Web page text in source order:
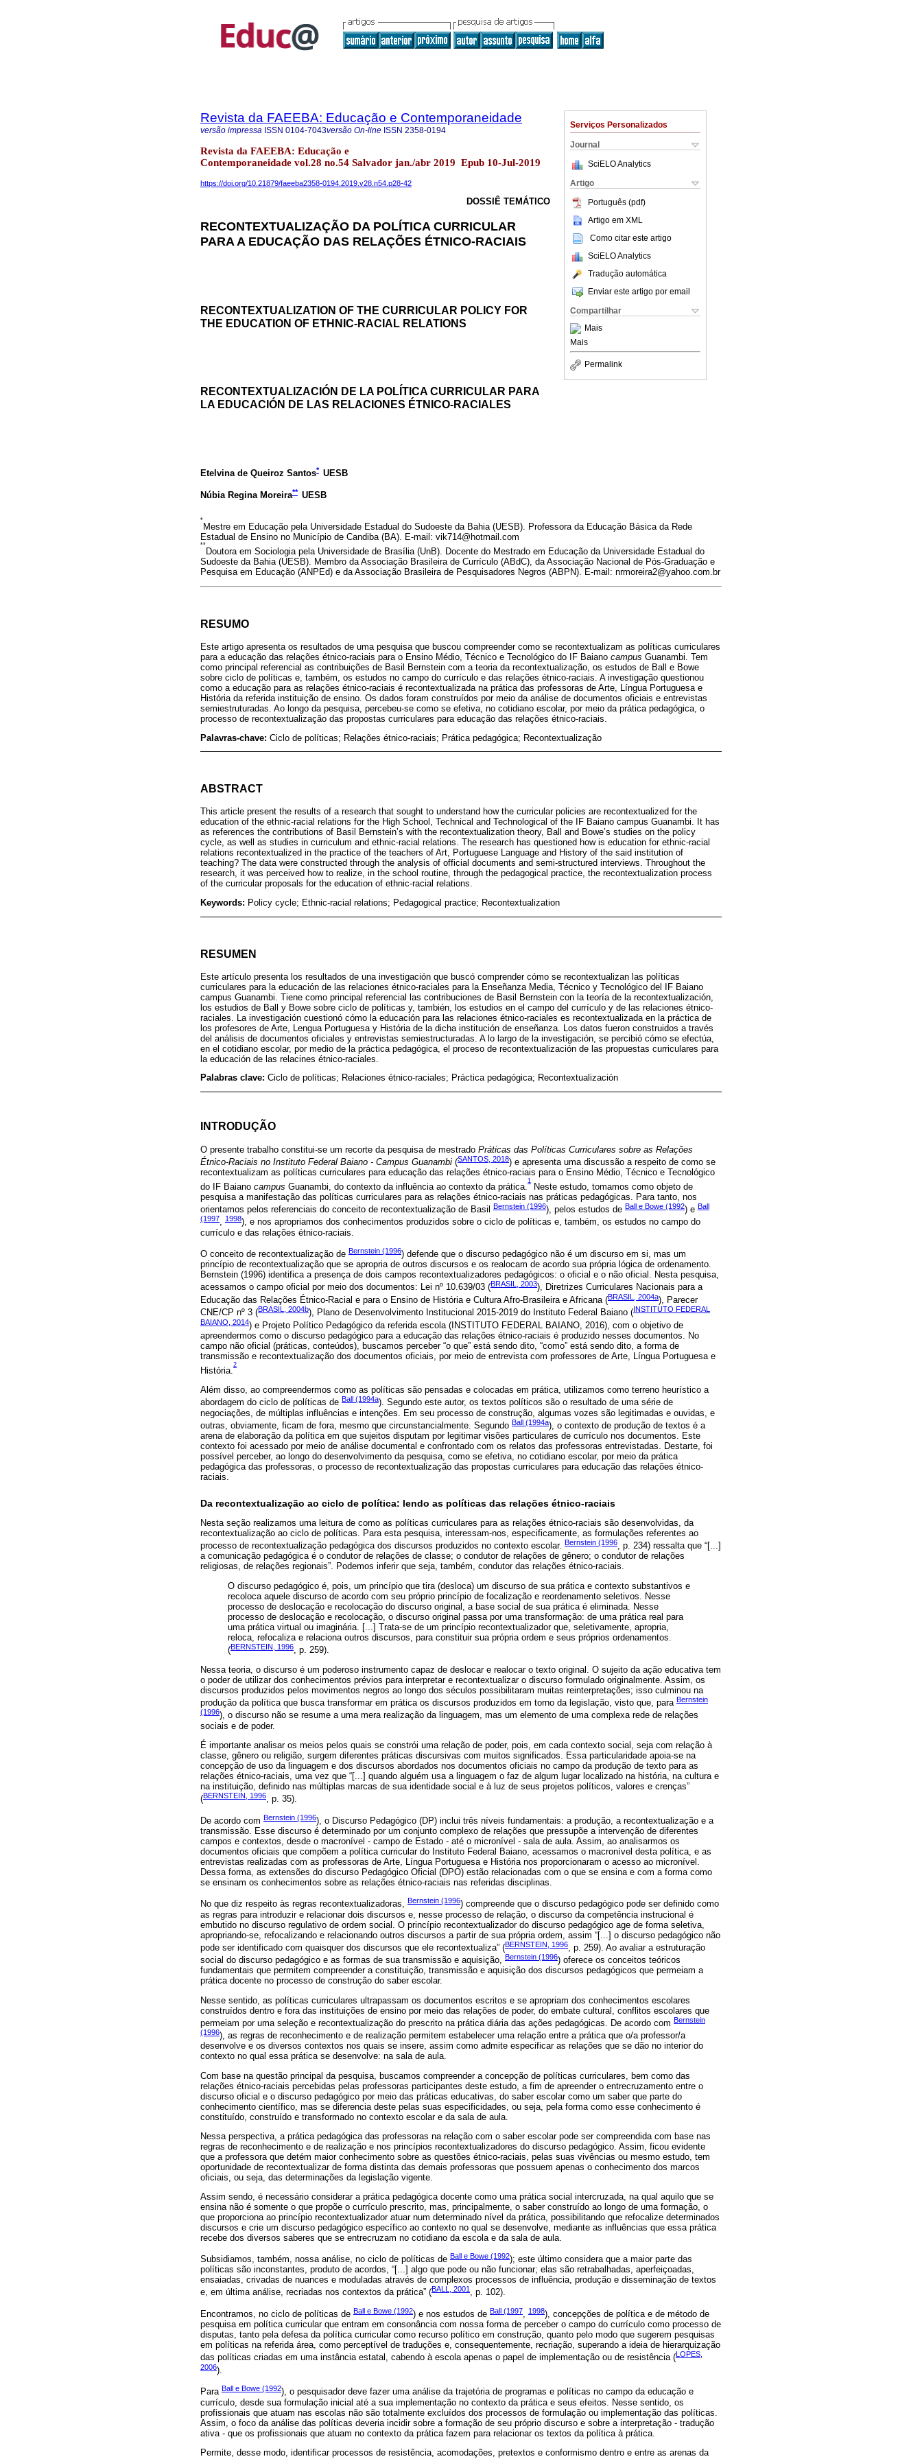
Serviços Personalizados
Journal
SciELO Analytics
Artigo
Português (pdf)
Artigo em XML
Como citar este artigo
SciELO Analytics
Tradução automática
Enviar este artigo por email
Compartilhar
Mais
Mais
Permalink
Revista da FAEEBA: Educação e Contemporaneidade
versão impressa ISSN 0104-7043versão On-line ISSN 2358-0194
Revista da FAEEBA: Educação e
Contemporaneidade vol.28 no.54 Salvador jan./abr 2019 Epub 10-Jul-2019
https://doi.org/10.21879/faeeba2358-0194.2019.v28.n54.p28-42
DOSSIÊ TEMÁTICO
RECONTEXTUALIZAÇÃO DA POLÍTICA CURRICULAR
PARA A EDUCAÇÃO DAS RELAÇÕES ÉTNICO-RACIAIS
RECONTEXTUALIZATION OF THE CURRICULAR POLICY FOR
THE EDUCATION OF ETHNIC-RACIAL RELATIONS
RECONTEXTUALIZACIÓN DE LA POLÍTICA CURRICULAR PARA
LA EDUCACIÓN DE LAS RELACIONES ÉTNICO-RACIALES
Etelvina de Queiroz Santos* UESB
Núbia Regina Moreira** UESB
*
Mestre em Educação pela Universidade Estadual do Sudoeste da Bahia (UESB). Professora da Educação Básica da Rede
Estadual de Ensino no Município de Candiba (BA). E-mail: vik714@hotmail.com
**
Doutora em Sociologia pela Universidade de Brasília (UnB). Docente do Mestrado em Educação da Universidade Estadual do
Sudoeste da Bahia (UESB). Membro da Associação Brasileira de Currículo (ABdC), da Associação Nacional de Pós-Graduação e
Pesquisa em Educação (ANPEd) e da Associação Brasileira de Pesquisadores Negros (ABPN). E-mail: nrmoreira2@yahoo.com.br
RESUMO
Este artigo apresenta os resultados de uma pesquisa que buscou compreender como se recontextualizam as políticas curriculares
para a educação das relações étnico-raciais para o Ensino Médio, Técnico e Tecnológico do IF Baiano campus Guanambi. Tem
como principal referencial as contribuições de Basil Bernstein com a teoria da recontextualização, os estudos de Ball e Bowe
sobre ciclo de políticas e, também, os estudos no campo do currículo e das relações étnico-raciais. A investigação questionou
como a educação para as relações étnico-raciais é recontextualizada na prática das professoras de Arte, Língua Portuguesa e
História da referida instituição de ensino. Os dados foram construídos por meio da análise de documentos oficiais e entrevistas
semiestruturadas. Ao longo da pesquisa, percebeu-se como se efetiva, no cotidiano escolar, por meio da prática pedagógica, o
processo de recontextualização das propostas curriculares para educação das relações étnico-raciais.
Palavras-chave: Ciclo de políticas; Relações étnico-raciais; Prática pedagógica; Recontextualização
ABSTRACT
This article present the results of a research that sought to understand how the curricular policies are recontextualized for the
education of the ethnic-racial relations for the High School, Technical and Technological of the IF Baiano campus Guanambi. It has
as references the contributions of Basil Bernstein’s with the recontextualization theory, Ball and Bowe’s studies on the policy
cycle, as well as studies in curriculum and ethnic-racial relations. The research has questioned how is education for ethnic-racial
relations recontextualized in the practice of the teachers of Art, Portuguese Language and History of the said institution of
teaching? The data were constructed through the analysis of official documents and semi-structured interviews. Throughout the
research, it was perceived how to realize, in the school routine, through the pedagogical practice, the recontextualization process
of the curricular proposals for the education of ethnic-racial relations.
Keywords: Policy cycle; Ethnic-racial relations; Pedagogical practice; Recontextualization
RESUMEN
Este artículo presenta los resultados de una investigación que buscó comprender cómo se recontextualizan las políticas
curriculares para la educación de las relaciones étnico-raciales para la Enseñanza Media, Técnico y Tecnológico del IF Baiano
campus Guanambi. Tiene como principal referencial las contribuciones de Basil Bernstein con la teoría de la recontextualización,
los estudios de Ball y Bowe sobre ciclo de políticas y, también, los estudios en el campo del currículo y de las relaciones étnico-
raciales. La investigación cuestionó cómo la educación para las relaciones étnico-raciales es recontextualizada en la práctica de
los profesores de Arte, Lengua Portuguesa y História de la dicha institución de enseñanza. Los datos fueron construidos a través
del análisis de documentos oficiales y entrevistas semiestructuradas. A lo largo de la investigación, se percibió cómo se efectúa,
en el cotidiano escolar, por medio de la práctica pedagógica, el proceso de recontextualización de las propuestas curriculares para
la educación de las relacines étnico-raciales.
Palabras clave: Ciclo de políticas; Relaciones étnico-raciales; Práctica pedagógica; Recontextualización
INTRODUÇÃO
O presente trabalho constitui-se um recorte da pesquisa de mestrado Práticas das Políticas Curriculares sobre as Relações
Étnico-Raciais no Instituto Federal Baiano - Campus Guanambi (SANTOS, 2018) e apresenta uma discussão a respeito de como se
recontextualizam as políticas curriculares para educação das relações étnico-raciais para o Ensino Médio, Técnico e Tecnológico
do IF Baiano campus Guanambi, do contexto da influência ao contexto da prática.
1
Neste estudo, tomamos como objeto de
pesquisa a manifestação das políticas curriculares para as relações étnico-raciais nas práticas pedagógicas. Para tanto, nos
orientamos pelos referenciais do conceito de recontextualização de Basil
Bernstein (1996), pelos estudos de Ball e Bowe (1992) e Ball
(1997, 1998), e nos apropriamos dos conhecimentos produzidos sobre o ciclo de políticas e, também, os estudos no campo do
currículo e das relações étnico-raciais.
O conceito de recontextualização de Bernstein (1996) defende que o discurso pedagógico não é um discurso em si, mas um
princípio de recontextualização que se apropria de outros discursos e os realocam de acordo sua própria lógica de ordenamento.
Bernstein (1996) identifica a presença de dois campos recontextualizadores pedagógicos: o oficial e o não oficial. Nesta pesquisa,
acessamos o campo oficial por meio dos documentos: Lei nº 10.639/03 (BRASIL, 2003), Diretrizes Curriculares Nacionais para a
Educação das Relações Étnico-Racial e para o Ensino de História e Cultura Afro-Brasileira e Africana (BRASIL, 2004a), Parecer
CNE/CP nº 3 (BRASIL, 2004b), Plano de Desenvolvimento Institucional 2015-2019 do Instituto Federal Baiano (INSTITUTO FEDERAL
BAIANO, 2014) e Projeto Político Pedagógico da referida escola (INSTITUTO FEDERAL BAIANO, 2016), com o objetivo de
apreendermos como o discurso pedagógico para a educação das relações étnico-raciais é produzido nesses documentos. No
campo não oficial (práticas, conteúdos), buscamos perceber “o que” está sendo dito, “como” está sendo dito, a forma de
transmissão e recontextualização dos documentos oficiais, por meio de entrevista com professores de Arte, Língua Portuguesa e
História.
2
Além disso, ao compreendermos como as políticas são pensadas e colocadas em prática, utilizamos como terreno heurístico a
abordagem do ciclo de políticas de Ball (1994a). Segundo este autor, os textos políticos são o resultado de uma série de
negociações, de múltiplas influências e intenções. Em seu processo de construção, algumas vozes são legitimadas e ouvidas, e
outras, obviamente, ficam de fora, mesmo que circunstancialmente. Segundo Ball (1994a), o contexto de produção de textos é a
arena de elaboração da política em que sujeitos disputam por legitimar visões particulares de currículo nos documentos. Este
contexto foi acessado por meio de análise documental e confrontado com os relatos das professoras entrevistadas. Destarte, foi
possível perceber, ao longo do desenvolvimento da pesquisa, como se efetiva, no cotidiano escolar, por meio da prática
pedagógica das professoras, o processo de recontextualização das propostas curriculares para educação das relações étnico-
raciais.
Da recontextualização ao ciclo de política: lendo as políticas das relações étnico-raciais
Nesta seção realizamos uma leitura de como as políticas curriculares para as relações étnico-raciais são desenvolvidas, da
recontextualização ao ciclo de políticas. Para esta pesquisa, interessam-nos, especificamente, as formulações referentes ao
processo de recontextualização pedagógica dos discursos produzidos no contexto escolar. Bernstein (1996, p. 234) ressalta que “[...]
a comunicação pedagógica é o condutor de relações de classe; o condutor de relações de gênero; o condutor de relações
religiosas, de relações regionais”. Podemos inferir que seja, também, condutor das relações étnico-raciais.
O discurso pedagógico é, pois, um princípio que tira (desloca) um discurso de sua prática e contexto substantivos e
recoloca aquele discurso de acordo com seu próprio princípio de focalização e reordenamento seletivos. Nesse
processo de deslocação e recolocação do discurso original, a base social de sua prática é eliminada. Nesse
processo de deslocação e recolocação, o discurso original passa por uma transformação: de uma prática real para
uma prática virtual ou imaginária. [...] Trata-se de um princípio recontextualizador que, seletivamente, apropria,
reloca, refocaliza e relaciona outros discursos, para constituir sua própria ordem e seus próprios ordenamentos.
(BERNSTEIN, 1996, p. 259).
Nessa teoria, o discurso é um poderoso instrumento capaz de deslocar e realocar o texto original. O sujeito da ação educativa tem
o poder de utilizar dos conhecimentos prévios para interpretar e recontextualizar o discurso formulado originalmente. Assim, os
discursos produzidos pelos movimentos negros ao longo dos séculos possibilitaram muitas reinterpretações; isso culminou na
produção da política que busca transformar em prática os discursos produzidos em torno da legislação, visto que, para Bernstein
(1996), o discurso não se resume a uma mera realização da linguagem, mas um elemento de uma complexa rede de relações
sociais e de poder.
É importante analisar os meios pelos quais se constrói uma relação de poder, pois, em cada contexto social, seja com relação à
classe, gênero ou religião, surgem diferentes práticas discursivas com muitos significados. Essa particularidade apoia-se na
concepção de uso da linguagem e dos discursos abordados nos documentos oficiais no campo da produção de texto para as
relações étnico-raciais, uma vez que “[...] quando alguém usa a linguagem o faz de algum lugar localizado na história, na cultura e
na instituição, definido nas múltiplas marcas de sua identidade social e à luz de seus projetos políticos, valores e crenças”
(BERNSTEIN, 1996, p. 35).
De acordo com Bernstein (1996), o Discurso Pedagógico (DP) inclui três níveis fundamentais: a produção, a recontextualização e a
transmissão. Esse discurso é determinado por um conjunto complexo de relações que pressupõe a intervenção de diferentes
campos e contextos, desde o macronível - campo de Estado - até o micronível - sala de aula. Assim, ao analisarmos os
documentos oficiais que compõem a política curricular do Instituto Federal Baiano, acessamos o macronível desta política, e as
entrevistas realizadas com as professoras de Arte, Língua Portuguesa e História nos proporcionaram o acesso ao micronível.
Dessa forma, as extensões do discurso Pedagógico Oficial (DPO) estão relacionadas com o que se ensina e com a forma como
se ensinam os conhecimentos sobre as relações étnico-raciais nas referidas disciplinas.
No que diz respeito às regras recontextualizadoras, Bernstein (1996) compreende que o discurso pedagógico pode ser definido como
as regras para introduzir e relacionar dois discursos e, nesse processo de relação, o discurso da competência instrucional é
embutido no discurso regulativo de ordem social. O princípio recontextualizador do discurso pedagógico age de forma seletiva,
apropriando-se, refocalizando e relacionando outros discursos a partir de sua própria ordem, assim “[...] o discurso pedagógico não
pode ser identificado com quaisquer dos discursos que ele recontextualiza” (BERNSTEIN, 1996
, p. 259). Ao avaliar a estruturação
social do discurso pedagógico e as formas de sua transmissão e aquisição, Bernstein (1996) oferece os conceitos teóricos
fundamentais que permitem compreender a constituição, transmissão e aquisição dos discursos pedagógicos que permeiam a
prática docente no processo de construção do saber escolar.
Nesse sentido, as políticas curriculares ultrapassam os documentos escritos e se apropriam dos conhecimentos escolares
construídos dentro e fora das instituições de ensino por meio das relações de poder, do embate cultural, conflitos escolares que
permeiam por uma seleção e recontextualização do prescrito na prática diária das ações pedagógicas. De acordo com Bernstein
(1996), as regras de reconhecimento e de realização permitem estabelecer uma relação entre a prática que o/a professor/a
desenvolve e os diversos contextos nos quais se insere, assim como admite especificar as relações que se dão no interior do
contexto no qual essa prática se desenvolve: na sala de aula.
Com base na questão principal da pesquisa, buscamos compreender a concepção de políticas curriculares, bem como das
relações étnico-raciais percebidas pelas professoras participantes deste estudo, a fim de apreender o entrecruzamento entre o
discurso oficial e o discurso pedagógico por meio das práticas educativas, do saber escolar como um saber que parte do
conhecimento científico, mas se diferencia deste pelas suas especificidades, ou seja, pela forma como esse conhecimento é
constituído, construído e transformado no contexto escolar e da sala de aula.
Nessa perspectiva, a prática pedagógica das professoras na relação com o saber escolar pode ser compreendida com base nas
regras de reconhecimento e de realização e nos princípios recontextualizadores do discurso pedagógico. Assim, ficou evidente
que a professora que detém maior conhecimento sobre as questões étnico-raciais, pelas suas vivências ou mesmo estudo, tem
oportunidade de recontextualizar de forma distinta das demais professoras que possuem apenas o conhecimento dos marcos
oficiais, ou seja, das determinações da legislação vigente.
Assim sendo, é necessário considerar a prática pedagógica docente como uma prática social intercruzada, na qual aquilo que se
ensina não é somente o que propõe o currículo prescrito, mas, principalmente, o saber construído ao longo de uma formação, o
que proporciona ao princípio recontextualizador atuar num determinado nível da prática, possibilitando que refocalize determinados
discursos e crie um discurso pedagógico específico ao contexto no qual se desenvolve, mediante as influências que essa prática
recebe dos diversos saberes que se entrecruzam no cotidiano da escola e da sala de aula.
Subsidiamos, também, nossa análise, no ciclo de políticas de Ball e Bowe (1992); este último considera que a maior parte das
políticas são inconstantes, produto de acordos, “[...] algo que pode ou não funcionar; elas são retrabalhadas, aperfeiçoadas,
ensaiadas, crivadas de nuances e moduladas através de complexos processos de influência, produção e disseminação de textos
e, em última análise, recriadas nos contextos da prática” (BALL, 2001, p. 102).
Encontramos, no ciclo de políticas de Ball e Bowe (1992) e nos estudos de Ball (1997, 1998), concepções de política e de método de
pesquisa em política curricular que entram em consonância com nossa forma de perceber o campo do currículo como processo de
disputas, tanto pela defesa da política curricular como recurso político em construção, quanto pelo modo que sugerem pesquisas
em políticas na referida área, como perceptível de traduções e, consequentemente, recriação, superando a ideia de hierarquização
das políticas criadas em uma instância estatal, cabendo à escola apenas o papel de implementação ou de resistência (LOPES,
2006).
Para Ball e Bowe (1992), o pesquisador deve fazer uma análise da trajetória de programas e políticas no campo da educação e
currículo, desde sua formulação inicial até a sua implementação no contexto da prática e seus efeitos. Nesse sentido, os
profissionais que atuam nas escolas não são totalmente excluídos dos processos de formulação ou implementação das políticas.
Assim, o foco da análise das políticas deveria incidir sobre a formação de seu próprio discurso e sobre a interpretação - tradução
ativa - que os profissionais que atuam no contexto da prática fazem para relacionar os textos da política à prática.
Permite, desse modo, identificar processos de resistência, acomodações, pretextos e conformismo dentro e entre as arenas da